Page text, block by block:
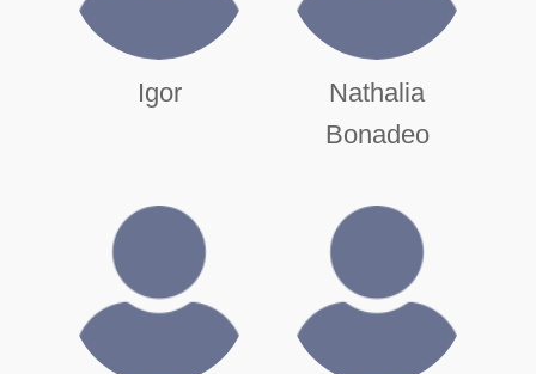
Igor
Nathalia
Bonadeo